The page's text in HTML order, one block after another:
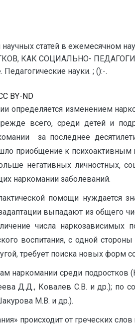
статей в ежемесячном
КАК СОЦИАЛЬНО-
науки. ; ():-.
BY-ND
определяется изменением
всего, среди детей и
за последнее
приобщение к
негативных личностных,
наркомании заболеваний.
помощи нуждается
выпадают из общего
числа наркозависимых
воспитания, с одной
требует поиска новых форм
наркомании среди
Д.Д., Ковалев С.В. и др.); по
М.В. и др.).
происходит от греческих